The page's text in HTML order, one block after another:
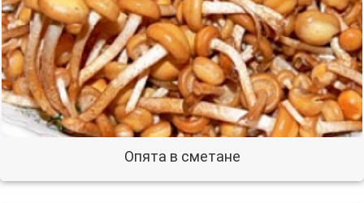
Опята в сметане